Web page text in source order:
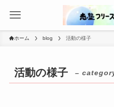
ホーム blog 活動の様子
活動の様子 –